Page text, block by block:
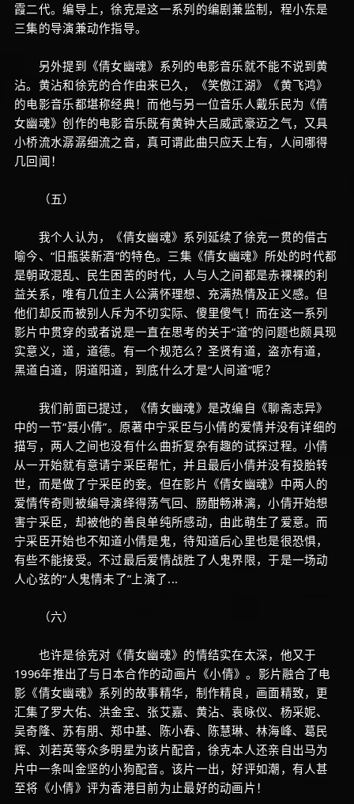
霞二代。编导上，徐克是这一系列的编剧兼监制，程小东是
三集的导演兼动作指导。
另外提到《倩女幽魂》系列的电影音乐就不能不说到黄
沾。黄沾和徐克的合作由来已久，《笑傲江湖》《黄飞鸿》
的电影音乐都堪称经典！而他与另一位音乐人戴乐民为《倩
女幽魂》创作的电影音乐既有黄钟大吕威武豪迈之气，又具
小桥流水潺潺细流之音，真可谓此曲只应天上有，人间哪得
几回闻！
（五）
我个人认为，《倩女幽魂》系列延续了徐克一贯的借古
喻今、“旧瓶装新酒”的特色。三集《倩女幽魂》所处的时代都
是朝政混乱、民生困苦的时代，人与人之间都是赤裸裸的利
益关系，唯有几位主人公满怀理想、充满热情及正义感。但
他们却反而被别人斥为不切实际、傻里傻气！而在这一系列
影片中贯穿的或者说是一直在思考的关于“道”的问题也颇具现
实意义，道，道德。有一个规范么？圣贤有道，盗亦有道，
黑道白道，阴道阳道，到底什么才是“人间道”呢？
我们前面已提过，《倩女幽魂》是改编自《聊斋志异》
中的一节“聂小倩”。原著中宁采臣与小倩的爱情并没有详细的
描写，两人之间也没有什么曲折复杂有趣的试探过程。小倩
从一开始就有意请宁采臣帮忙，并且最后小倩并没有投胎转
世，而是做了宁采臣的妾。但在影片《倩女幽魂》中两人的
爱情传奇则被编导演绎得荡气回、肠酣畅淋漓，小倩开始想
害宁采臣，却被他的善良单纯所感动，由此萌生了爱意。而
宁采臣开始也不知道小倩是鬼，待知道后心里也是很恐惧，
有些不能接受。不过最后爱情战胜了人鬼界限，于是一场动
人心弦的“人鬼情未了”上演了...
（六）
也许是徐克对《倩女幽魂》的情结实在太深，他又于
1996年推出了与日本合作的动画片《小倩》。影片融合了电
影《倩女幽魂》系列的故事精华，制作精良，画面精致，更
汇集了罗大佑、洪金宝、张艾嘉、黄沾、袁咏仪、杨采妮、
吴奇隆、苏有朋、郑中基、陈小春、陈慧琳、林海峰、葛民
辉、刘若英等众多明星为该片配音，徐克本人还亲自出马为
片中一条叫金坚的小狗配音。该片一出，好评如潮，有人甚
至将《小倩》评为香港目前为止最好的动画片！